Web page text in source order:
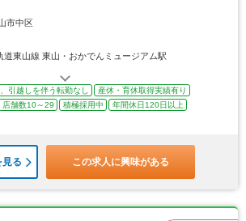
市中区
道東山線 東山・おかでんミュージアム駅
引越しを伴う転勤なし
産休・育休取得実績有り
店舗数10～29 積極採用中
年間休日120日以上
る この求人に興味がある